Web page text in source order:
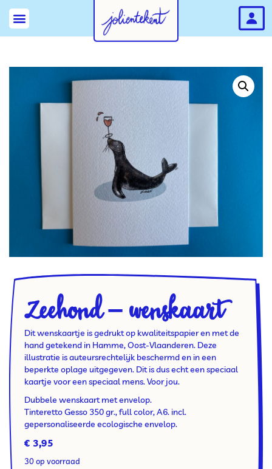
Zeehond – wenskaart
Dit wenskaartje is gedrukt op kwaliteitspapier en met de
hand getekend in Hamme, Oost-Vlaanderen. Deze
illustratie is auteursrechtelijk beschermd en in een
beperkte oplage uitgegeven. Dit is dus echt een speciaal
kaartje voor een speciaal mens. Voor jou.
Dubbele wenskaart met envelop.
Tinteretto Gesso 350 gr., full color, A6. incl.
gepersonaliseerde ecologische envelop.
€ 3,95
30 op voorraad